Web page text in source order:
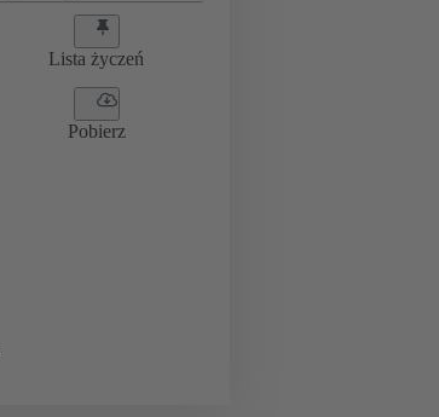
Lista życzeń
Pobierz